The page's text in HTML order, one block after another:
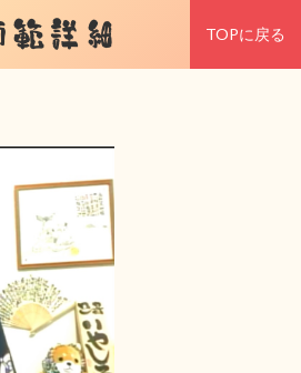
範詳細 TOPに戻る